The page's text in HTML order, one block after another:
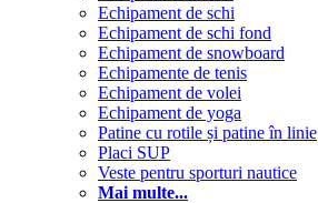
Echipament de schi
Echipament de schi fond
Echipament de snowboard
Echipamente de tenis
Echipament de volei
Echipament de yoga
Patine cu rotile și patine în linie
Placi SUP
Veste pentru sporturi nautice
Mai multe...